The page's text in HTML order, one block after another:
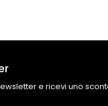
e ricevi uno